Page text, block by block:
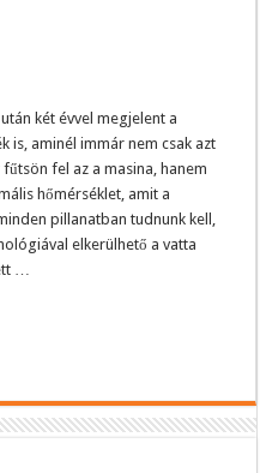
két évvel megjelent a
is, aminél immár nem csak azt
fel az a masina, hanem
hőmérséklet, amit a
pillanatban tudnunk kell,
elkerülhető a vatta
…